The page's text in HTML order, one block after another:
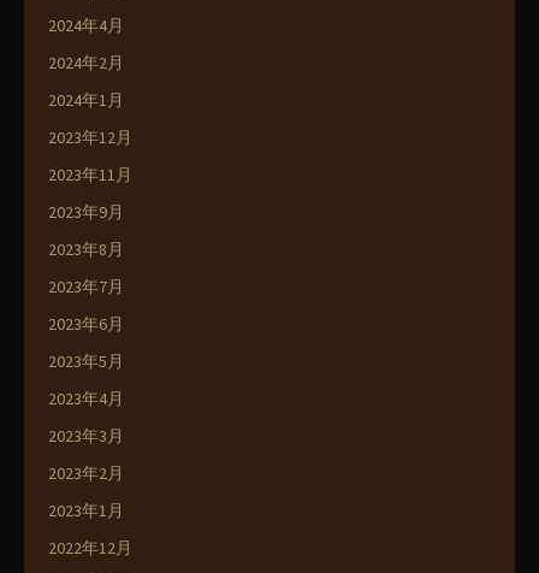
2024年4月
2024年2月
2024年1月
2023年12月
2023年11月
2023年9月
2023年8月
2023年7月
2023年6月
2023年5月
2023年4月
2023年3月
2023年2月
2023年1月
2022年12月